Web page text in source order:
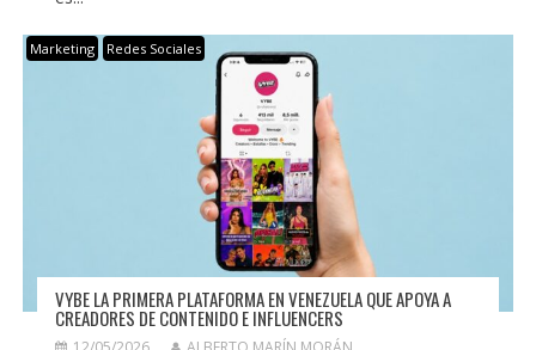
Marketing Redes Sociales
VYBE LA PRIMERA PLATAFORMA EN VENEZUELA QUE APOYA A
CREADORES DE CONTENIDO E INFLUENCERS